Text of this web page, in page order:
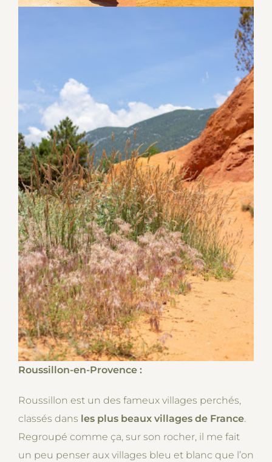
Roussillon-en-Provence :
Roussillon est un des fameux villages perchés,
classés dans les plus beaux villages de France.
Regroupé comme ça, sur son rocher, il me fait
un peu penser aux villages bleu et blanc que l’on